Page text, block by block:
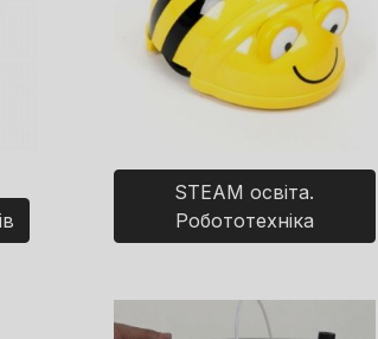
STEAM освіта.
Робототехніка